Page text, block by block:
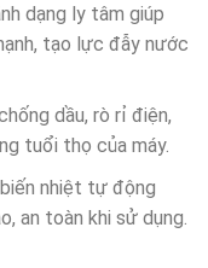
dạng ly tâm giúp
tạo lực đẫy nước
dầu, rò rỉ điện,
tuổi thọ của máy.
nhiệt tự động
an toàn khi sử dụng.